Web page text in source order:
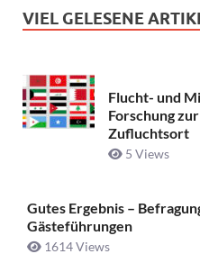
VIEL GELESENE
Flucht- und
Forschung
Zufluchtsort
5 Views
Gutes Ergebnis –
Gästeführungen
1614 Views